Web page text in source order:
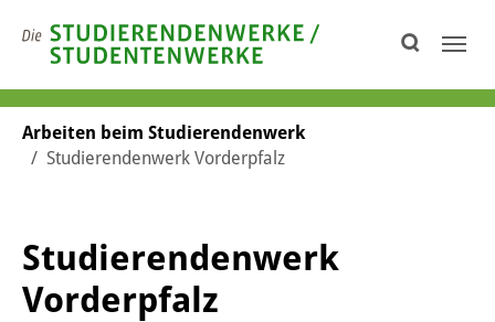
Arbeiten beim Studierendenwerk
Studierendenwerk Vorderpfalz
Studierendenwerk
Vorderpfalz